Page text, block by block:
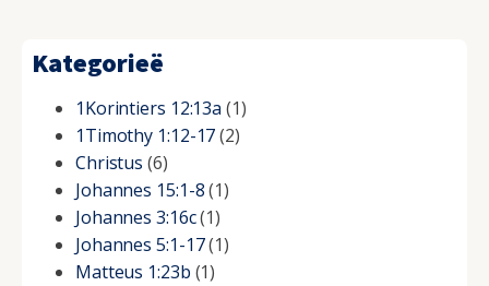
Kategorieë
1Korintiers 12:13a (1)
1Timothy 1:12-17(2)
Christus (6)
Johannes 15:1-8(1)
Johannes 3:16c(1)
Johannes 5:1-17(1)
Matteus 1:23b (1)